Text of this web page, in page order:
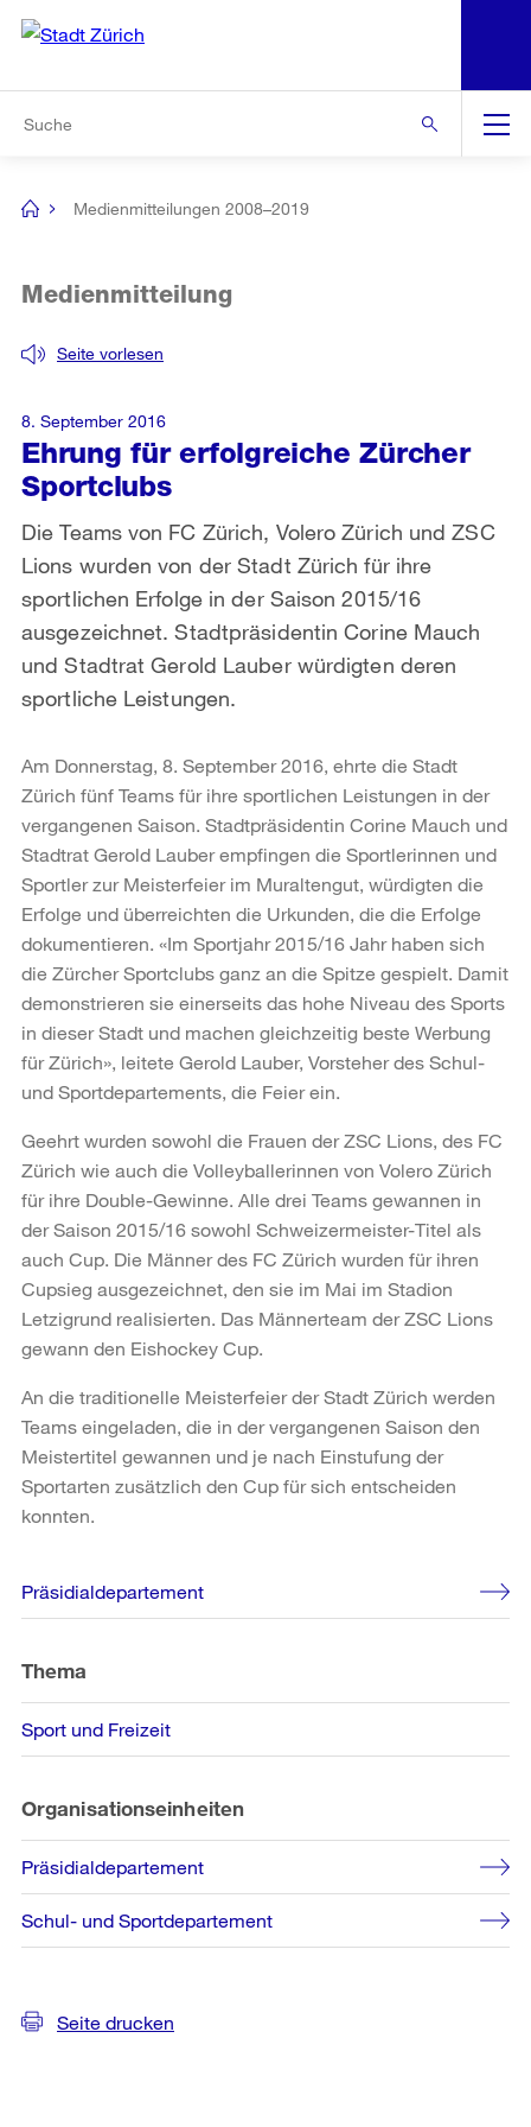
Navigation
[no
Medienmitteilungen 2008–2019
Ehrung für erfolgreiche Zürcher
Sportclubs
Seite vorlesen
Medienmitteilung
Die Teams von FC Zürich, Volero Zürich und ZSC
Lions wurden von der Stadt Zürich für ihre
sportlichen Erfolge in der Saison 2015/16
ausgezeichnet. Stadtpräsidentin Corine Mauch
und Stadtrat Gerold Lauber würdigten deren
sportliche Leistungen.
8. September 2016
Am Donnerstag, 8. September 2016, ehrte die Stadt
Zürich fünf Teams für ihre sportlichen Leistungen in der
vergangenen Saison. Stadtpräsidentin Corine Mauch und
Stadtrat Gerold Lauber empfingen die Sportlerinnen und
Sportler zur Meisterfeier im Muraltengut, würdigten die
Erfolge und überreichten die Urkunden, die die Erfolge
dokumentieren. «Im Sportjahr 2015/16 Jahr haben sich
die Zürcher Sportclubs ganz an die Spitze gespielt. Damit
demonstrieren sie einerseits das hohe Niveau des Sports
in dieser Stadt und machen gleichzeitig beste Werbung
für Zürich», leitete Gerold Lauber, Vorsteher des Schul-
und Sportdepartements, die Feier ein.
Geehrt wurden sowohl die Frauen der ZSC Lions, des FC
Zürich wie auch die Volleyballerinnen von Volero Zürich
für ihre Double-Gewinne. Alle drei Teams gewannen in
der Saison 2015/16 sowohl Schweizermeister-Titel als
auch Cup. Die Männer des FC Zürich wurden für ihren
Cupsieg ausgezeichnet, den sie im Mai im Stadion
Letzigrund realisierten. Das Männerteam der ZSC Lions
gewann den Eishockey Cup.
An die traditionelle Meisterfeier der Stadt Zürich werden
Teams eingeladen, die in der vergangenen Saison den
Meistertitel gewannen und je nach Einstufung der
Sportarten zusätzlich den Cup für sich entscheiden
konnten.
Weitere
Informationen
Präsidialdepartement
Thema
Sport und Freizeit
Organisationseinheiten
Präsidialdepartement
Schul- und Sportdepartement
Seite drucken